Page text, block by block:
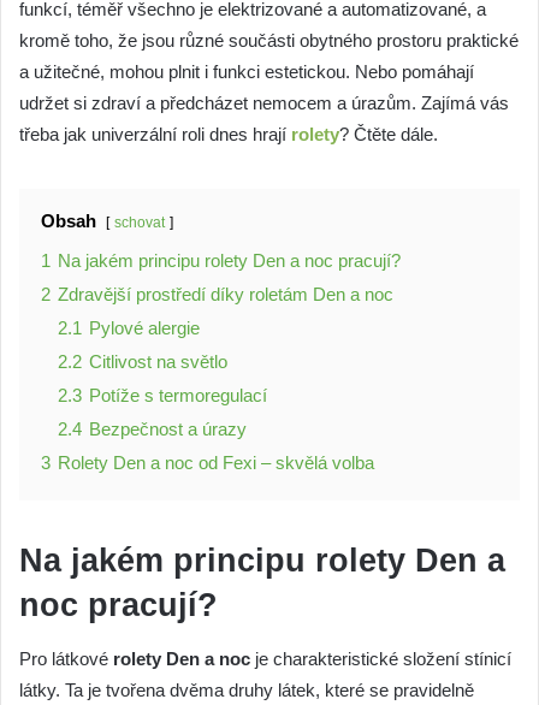
funkcí, téměř všechno je elektrizované a automatizované, a
kromě toho, že jsou různé součásti obytného prostoru praktické
a užitečné, mohou plnit i funkci estetickou. Nebo pomáhají
udržet si zdraví a předcházet nemocem a úrazům. Zajímá vás
třeba jak univerzální roli dnes hrají rolety? Čtěte dále.
Obsah schovat
1 Na jakém principu rolety Den a noc pracují?
2 Zdravější prostředí díky roletám Den a noc
2.1 Pylové alergie
2.2 Citlivost na světlo
2.3 Potíže s termoregulací
2.4 Bezpečnost a úrazy
3 Rolety Den a noc od Fexi – skvělá volba
Na jakém principu rolety Den a
noc pracují?
Pro látkové rolety Den a noc je charakteristické složení stínicí
látky. Ta je tvořena dvěma druhy látek, které se pravidelně